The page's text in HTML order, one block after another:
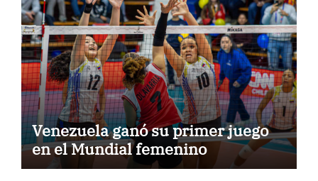
Venezuela ganó su primer juego
en el Mundial femenino